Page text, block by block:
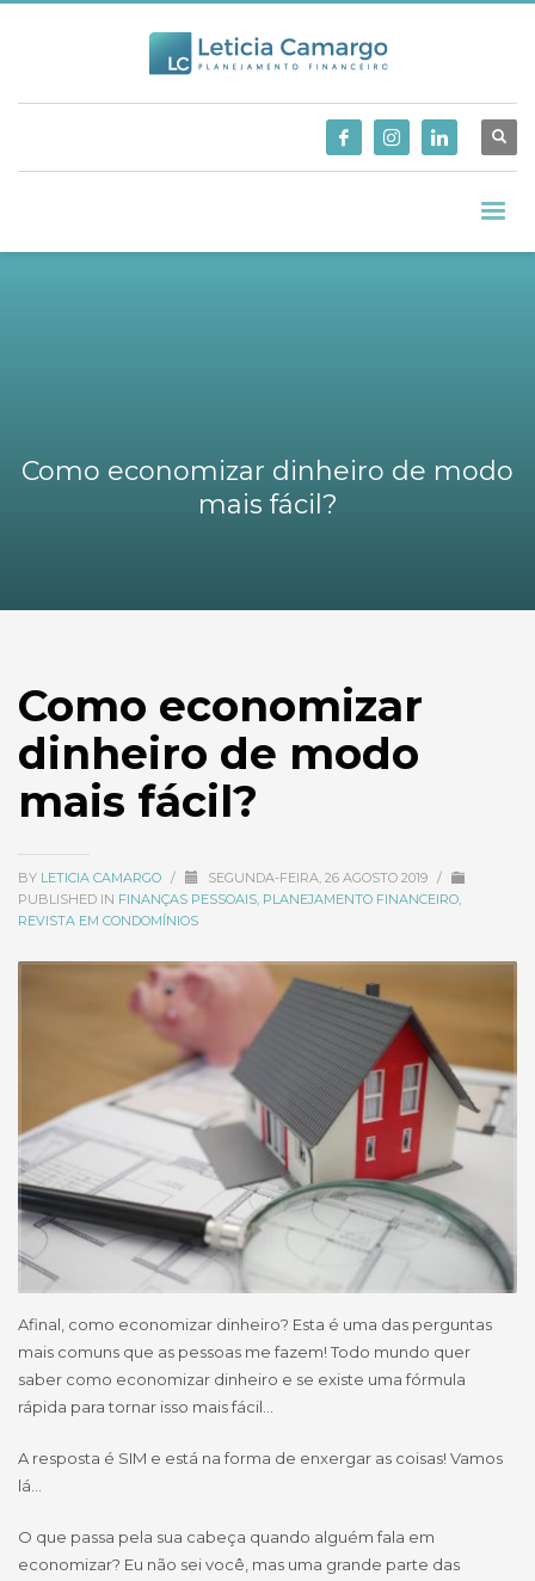
Como economizar dinheiro de modo
mais fácil?
Como economizar
dinheiro de modo
mais fácil?
BY LETICIA CAMARGO / SEGUNDA-FEIRA, 26 AGOSTO 2019 /
PUBLISHED IN FINANÇAS PESSOAIS PLANEJAMENTO FINANCEIRO
REVISTA EM CONDOMÍNIOS
Afinal, como economizar dinheiro? Esta é uma das perguntas
mais comuns que as pessoas me fazem! Todo mundo quer
saber como economizar dinheiro e se existe uma fórmula
rápida para tornar isso mais fácil…
A resposta é SIM e está na forma de enxergar as coisas! Vamos
lá…
O que passa pela sua cabeça quando alguém fala em
economizar? Eu não sei você, mas uma grande parte das